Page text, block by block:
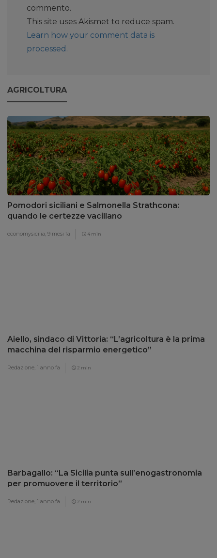
commento.
This site uses Akismet to reduce spam.
Learn how your comment data is
processed.
AGRICOLTURA
Pomodori siciliani e Salmonella Strathcona:
quando le certezze vacillano
economysicilia, 9 mesi fa 4 min
Aiello, sindaco di Vittoria: “L’agricoltura è la prima
macchina del risparmio energetico”
Redazione, 1 anno fa 2 min
Barbagallo: “La Sicilia punta sull’enogastronomia
per promuovere il territorio”
Redazione, 1 anno fa 2 min